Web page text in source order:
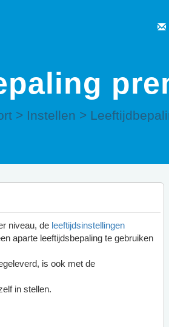
> Instellen >
niveau, de leeftijdsinstellingen
aparte leeftijdsbepaling te gebruiken
is ook met de
in stellen.